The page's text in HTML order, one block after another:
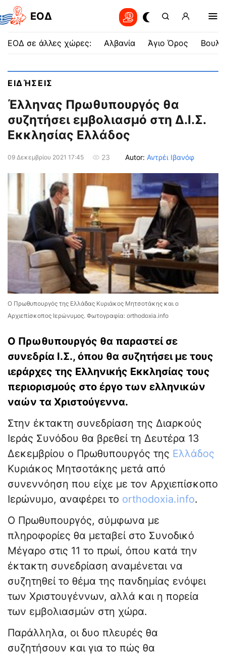
EOΔ
ΕΟΔ σε άλλες χώρες: Αλβανία Άγιο Όρος
ΕΙΔΉΣΕΙΣ
Έλληνας Πρωθυπουργός θα
συζητήσει εμβολιασμό στη Δ.Ι.Σ.
Εκκλησίας Ελλάδος
09 Δεκεμβρίου 2021 17:45 23 Autor: Αντρέι Ιβανόφ
Ο Πρωθυπουργός της Ελλάδας Κυριάκος Μητσοτάκης και ο
Αρχιεπίσκοπος Ιερώνυμος. Φωτογραφία: orthodoxia.info
Ο Πρωθυπουργός θα παραστεί σε
συνεδρία Ι.Σ., όπου θα συζητήσει με τους
ιεράρχες της Ελληνικής Εκκλησίας τους
περιορισμούς στο έργο των ελληνικών
ναών τα Χριστούγεννα.
Στην έκτακτη συνεδρίαση της Διαρκούς
Ιεράς Συνόδου θα βρεθεί τη Δευτέρα 13
Δεκεμβρίου ο Πρωθυπουργός της Ελλάδος
Κυριάκος Μητσοτάκης μετά από
συνεννόηση που είχε με τον Αρχιεπίσκοπο
Ιερώνυμο, αναφέρει το orthodoxia.info.
Ο Πρωθυπουργός, σύμφωνα με
πληροφορίες θα μεταβεί στο Συνοδικό
Μέγαρο στις 11 το πρωί, όπου κατά την
έκτακτη συνεδρίαση αναμένεται να
συζητηθεί το θέμα της πανδημίας ενόψει
των Χριστουγέννων, αλλά και η πορεία
των εμβολιασμών στη χώρα.
Παράλληλα, οι δυο πλευρές θα
συζητήσουν και για το πώς θα